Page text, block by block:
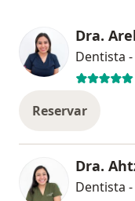
Dra.
Dentista
Reservar
Dra.
Dentista